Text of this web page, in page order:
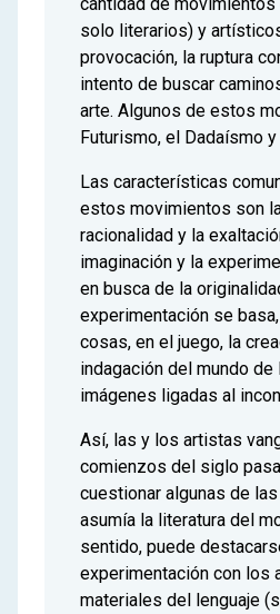
solo literarios) y
provocación, la ruptura
intento de buscar
arte. Algunos de estos
Futurismo, el Dadaísmo
Las características
estos movimientos son
racionalidad y la
imaginación y la
en busca de la
experimentación se
cosas, en el juego, la
indagación del mundo
imágenes ligadas al
Así, las y los artistas
comienzos del siglo
cuestionar algunas de las
asumía la literatura del
sentido, puede
experimentación con los
materiales del lenguaje